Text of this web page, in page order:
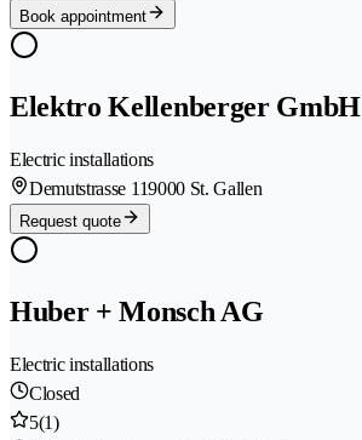
Book appointment
Elektro Kellenberger GmbH
Electric installations
Demutstrasse 119000 St. Gallen
Request quote
Huber + Monsch AG
Electric installations
Closed
5(1)